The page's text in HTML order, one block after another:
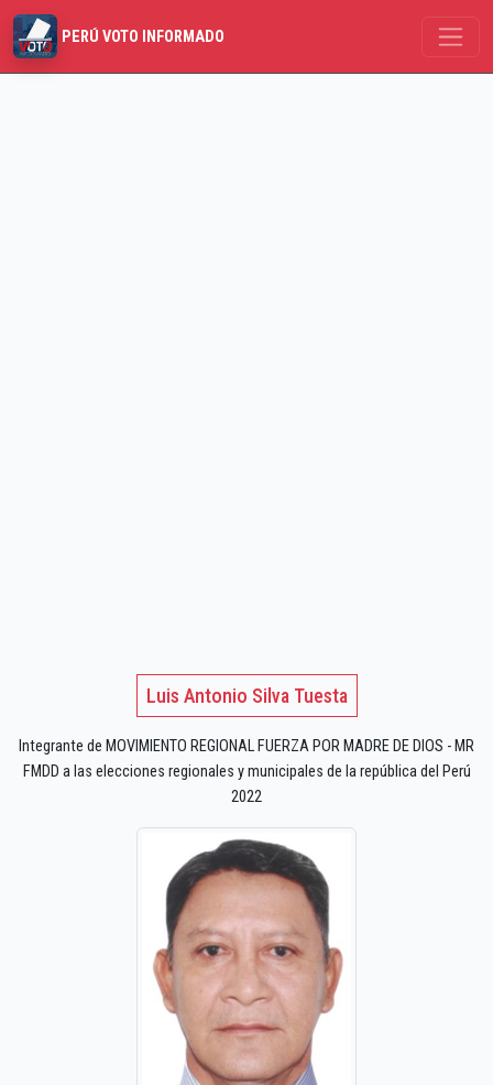
PERÚ VOTO INFORMADO
Luis Antonio Silva Tuesta
Integrante de MOVIMIENTO REGIONAL FUERZA POR MADRE DE DIOS - MR
FMDD a las elecciones regionales y municipales de la república del Perú
2022